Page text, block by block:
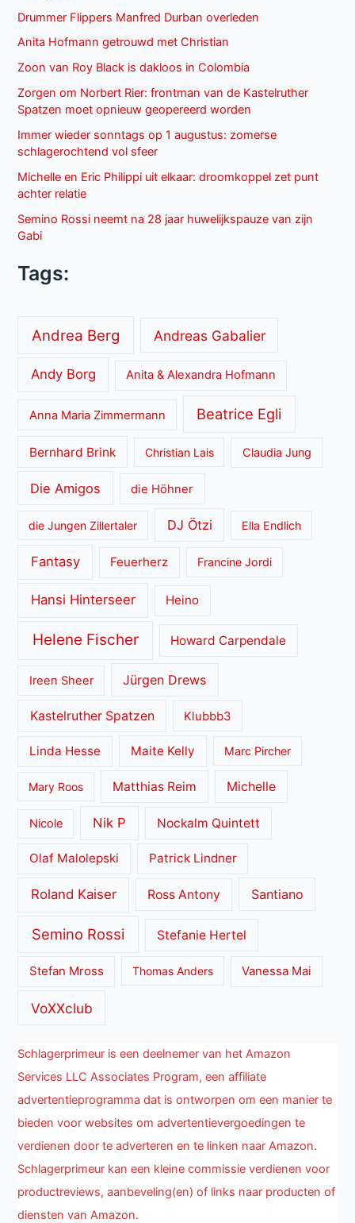
Drummer Flippers Manfred Durban overleden
Anita Hofmann getrouwd met Christian
Zoon van Roy Black is dakloos in Colombia
Zorgen om Norbert Rier: frontman van de Kastelruther
Spatzen moet opnieuw geopereerd worden
Immer wieder sonntags op 1 augustus: zomerse
schlagerochtend vol sfeer
Michelle en Eric Philippi uit elkaar: droomkoppel zet punt
achter relatie
Semino Rossi neemt na 28 jaar huwelijkspauze van zijn
Gabi
Tags:
Andrea Berg Andreas Gabalier
Andy Borg Anita & Alexandra Hofmann
Anna Maria Zimmermann Beatrice Egli
Bernhard Brink Christian Lais Claudia Jung
Die Amigos die Höhner
die Jungen Zillertaler DJ Ötzi Ella Endlich
Fantasy Feuerherz Francine Jordi
Hansi Hinterseer Heino
Helene Fischer Howard Carpendale
Ireen Sheer Jürgen Drews
Kastelruther Spatzen Klubbb3
Linda Hesse Maite Kelly Marc Pircher
Mary Roos Matthias Reim Michelle
Nicole Nik P Nockalm Quintett
Olaf Malolepski Patrick Lindner
Roland Kaiser Ross Antony Santiano
Semino Rossi Stefanie Hertel
Stefan Mross Thomas Anders Vanessa Mai
VoXXclub
Schlagerprimeur is een deelnemer van het Amazon
Services LLC Associates Program, een affiliate
advertentieprogramma dat is ontworpen om een manier te
bieden voor websites om advertentievergoedingen te
verdienen door te adverteren en te linken naar Amazon.
Schlagerprimeur kan een kleine commissie verdienen voor
productreviews, aanbeveling(en) of links naar producten of
diensten van Amazon.